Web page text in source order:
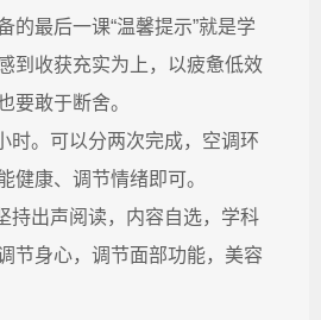
的最后一课“温馨提示”就是学
到收获充实为上，以疲惫低效
要敢于断舍。
。可以分两次完成，空调环
健康、调节情绪即可。
出声阅读，内容自选，学科
节身心，调节面部功能，美容